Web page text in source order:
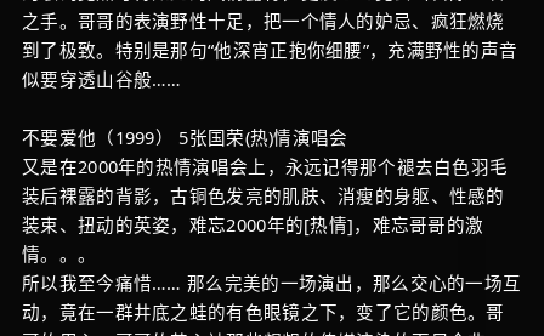
之手。哥哥的表演野性十足，把一个情人的妒忌、疯狂燃烧
到了极致。特别是那句“他深宵正抱你细腰”，充满野性的声音
似要穿透山谷般……
不要爱他（1999） 5张国荣(热)情演唱会
又是在2000年的热情演唱会上，永远记得那个褪去白色羽毛
装后裸露的背影，古铜色发亮的肌肤、消瘦的身躯、性感的
装束、扭动的英姿，难忘2000年的[热情]，难忘哥哥的激
情。。。
所以我至今痛惜…… 那么完美的一场演出，那么交心的一场互
动，竟在一群井底之蛙的有色眼镜之下，变了它的颜色。哥